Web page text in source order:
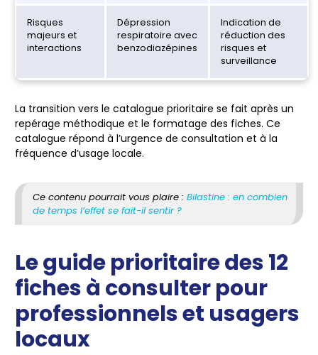
Risques
majeurs et
interactions
Dépression
respiratoire avec
benzodiazépines
Indication de
réduction des
risques et
surveillance
La transition vers le catalogue prioritaire se fait après un
repérage méthodique et le formatage des fiches. Ce
catalogue répond à l’urgence de consultation et à la
fréquence d’usage locale.
Ce contenu pourrait vous plaire : Bilastine : en combien
de temps l’effet se fait-il sentir ?
Le guide prioritaire des 12
fiches à consulter pour
professionnels et usagers
locaux